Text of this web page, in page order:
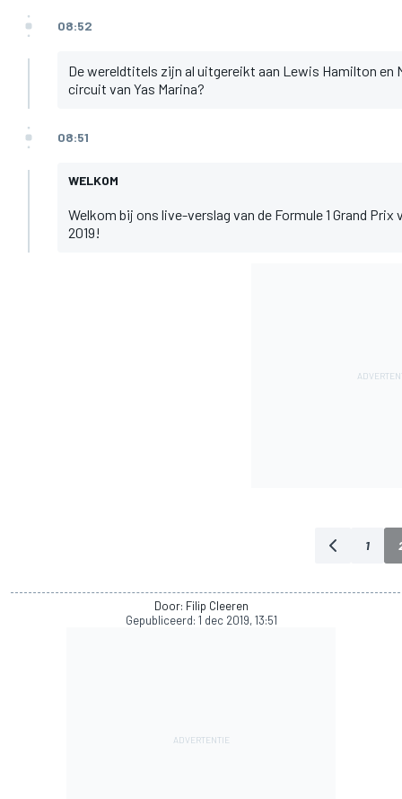
08:52
De wereldtitels zijn al uitgereikt aan Lewis Hamilton
circuit van Yas Marina?
08:51
WELKOM
Welkom bij ons live-verslag van de Formule 1 Grand
2019!
1
Door: Filip Cleeren
Gepubliceerd: 1 dec 2019, 13:51